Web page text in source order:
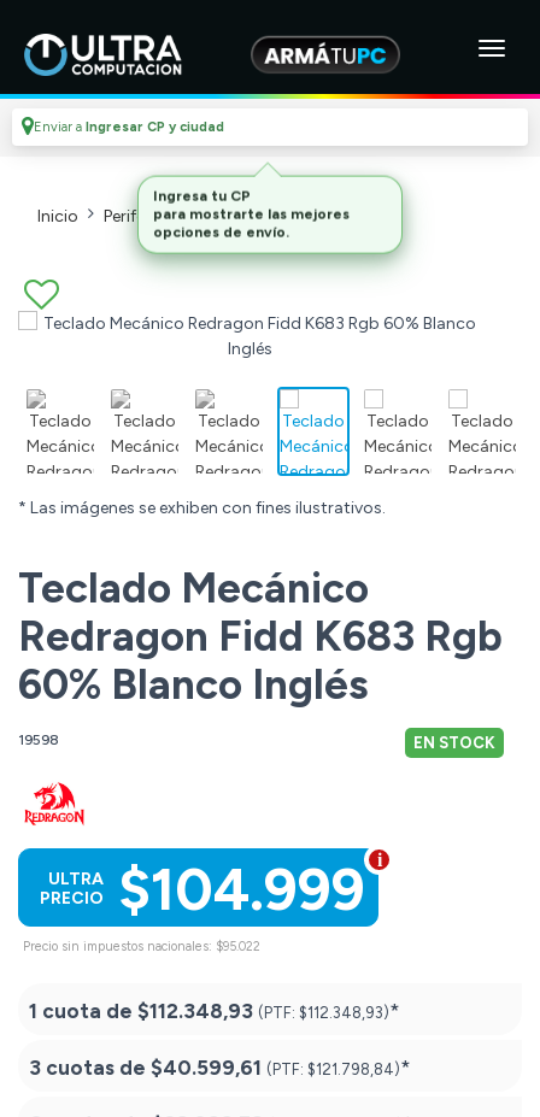
Enviar a Ingresar CP y ciudad
Inicio Perifericos Teclados_2
* Las imágenes se exhiben con fines ilustrativos.
Teclado Mecánico
Redragon Fidd K683 Rgb
60% Blanco Inglés
19598 EN STOCK
$104.999
ULTRA
PRECIO
Precio sin impuestos nacionales: $95.022
1 cuota de $112.348,93 (PTF: $112.348,93)*
3 cuotas de $40.599,61 (PTF: $121.798,84)*